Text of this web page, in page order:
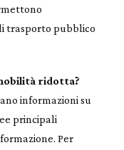
trasporto pubblico
ridotta?
informazioni su
principali
Per